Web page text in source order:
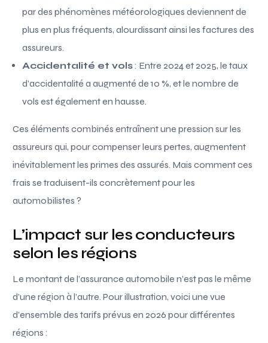
par des phénomènes météorologiques deviennent de
plus en plus fréquents, alourdissant ainsi les factures des
assureurs.
Accidentalité et vols: Entre 2024 et 2025, le taux
d’accidentalité a augmenté de 10 %, et le nombre de
vols est également en hausse.
Ces éléments combinés entraînent une pression sur les
assureurs qui, pour compenser leurs pertes, augmentent
inévitablement les primes des assurés. Mais comment ces
frais se traduisent-ils concrètement pour les
automobilistes ?
L’impact sur les conducteurs
selon les régions
Le montant de l’assurance automobile n’est pas le même
d’une région à l’autre. Pour illustration, voici une vue
d’ensemble des tarifs prévus en 2026 pour différentes
régions :